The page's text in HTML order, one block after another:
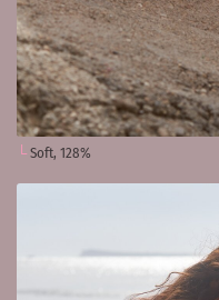
Soft, 128%